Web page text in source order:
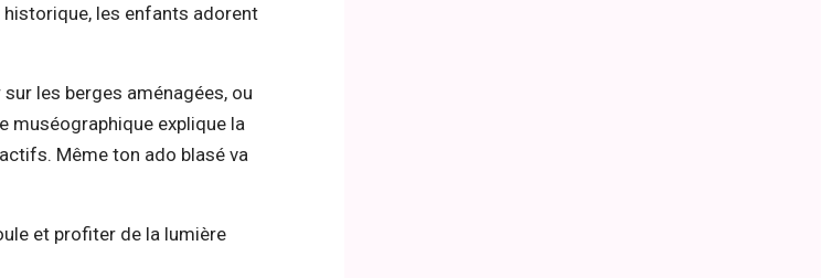
les enfants adorent
les berges aménagées, ou
muséographique explique la
Même ton ado blasé va
et profiter de la lumière